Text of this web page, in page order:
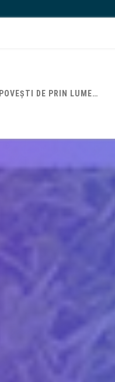
POVEȘTI DE PRIN LUME…